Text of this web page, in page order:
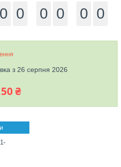
0 0 0 0 0 0
з 26 серпня 2026
₴